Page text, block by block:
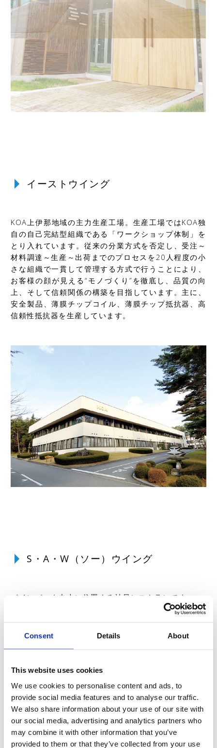
Consent Details About
This website uses cookies
We use cookies to personalise content and ads, to
provide social media features and to analyse our traffic.
We also share information about your use of our site with
our social media, advertising and analytics partners who
may combine it with other information that you’ve
provided to them or that they’ve collected from your use
イーストウイング
KOA上伊那地域の主力生産工場。生産工場ではKOA独
自の自己完結型組織である「ワークショップ体制」を
とり入れています。従来の分業方式を否定し、受注～
材料調達～生産～出荷までのプロセスを20人程度の小
さな組織で一貫して管理する方式で行うことにより、
お客様の顔が見える“モノづくり”を徹底し、品質の向
上、そして信頼関係の構築を目指しています。主に、
安全製品、薄膜チップコイル、薄膜チップ抵抗器、高
信頼性抵抗器を生産しています。
S・A・W（ソー）ウイング
パインパーク中央に位置する社員レストランです。
S、A、Wの文字はそれぞれ、Soil（土）、
す。
たるまで、すべて自然由来のものを用いています。天
ス張りという開放的な空間です。床材は、ヨーロッパ
の古い工場で100年以上使われていたテラコッタタイ
ルを再利用するなど、ここにもKOAの経営理念である
「循環」や「調和」などを目で見て肌で感じることが
できます。